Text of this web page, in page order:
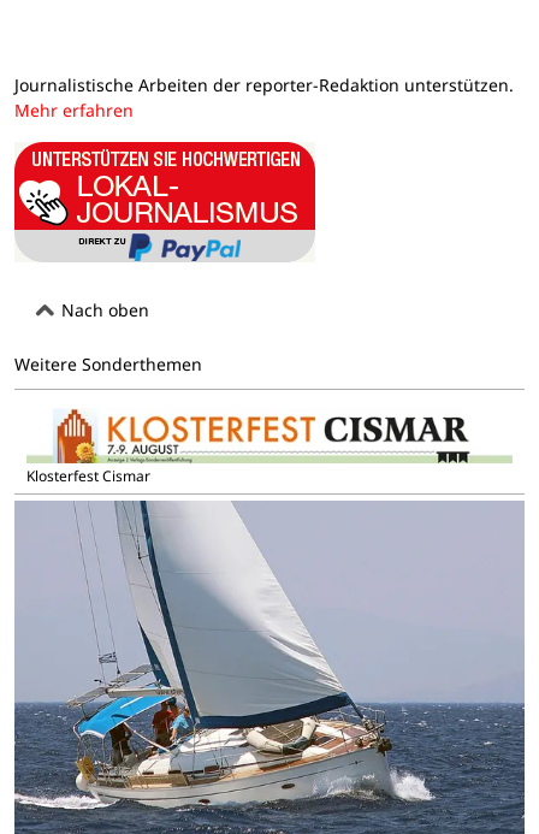
Journalistische Arbeiten der reporter-Redaktion unterstützen.
Mehr erfahren
Nach oben
Weitere Sonderthemen
Klosterfest Cismar